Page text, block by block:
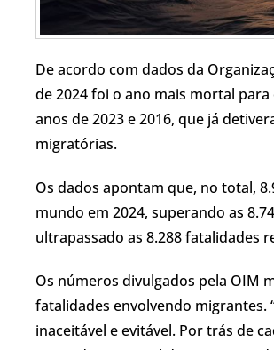
De acordo com dados da
de 2024 foi o ano mais mortal
anos de 2023 e 2016, que já
migratórias.
Os dados apontam que, no total,
mundo em 2024, superando as
ultrapassado as 8.288 fatalidades
Os números divulgados pela OIM
fatalidades envolvendo
inaceitável e evitável. Por trás de